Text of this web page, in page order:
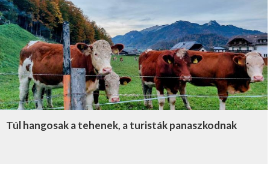
Túl hangosak a tehenek, a turisták panaszkodnak